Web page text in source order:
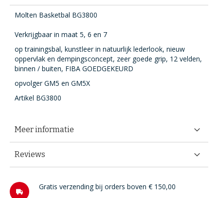
Gratis verzending bij orders boven € 150,00
Molten Basketbal BG3800
Verkrijgbaar in maat 5, 6 en 7
op trainingsbal, kunstleer in natuurlijk lederlook, nieuw
oppervlak en dempingsconcept, zeer goede grip, 12 velden,
binnen / buiten, FIBA GOEDGEKEURD
opvolger GM5 en GM5X
Artikel BG3800
Meer informatie
Reviews